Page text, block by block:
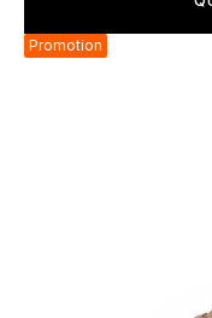
Promotion